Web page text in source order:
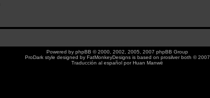
Powered by phpBB © 2000, 2002, 2005, 2007 phpBB Group
ProDark style designed by FatMonkeyDesignsis based on prosilverboth © 2007
Traducción al español porHuan Manwë